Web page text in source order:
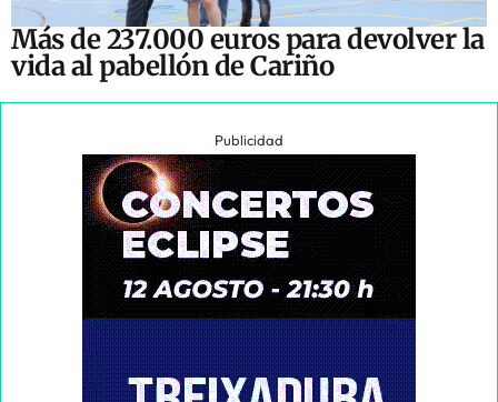
Más de 237.000 euros para devolver la
vida al pabellón de Cariño
Publicidad